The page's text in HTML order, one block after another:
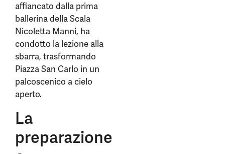
affiancato dalla prima
ballerina della Scala
Nicoletta Manni, ha
condotto la lezione alla
sbarra, trasformando
Piazza San Carlo in un
palcoscenico a cielo
aperto.
La
preparazione